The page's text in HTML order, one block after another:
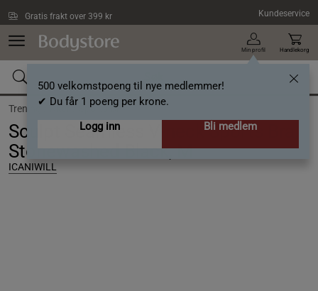
Gratis frakt over 399 kr Kundeservice
Min profil
500 velkomstpoeng til nye medlemmer!
✔ Du får 1 poeng per krone.
Logg inn
Bli medlem
Handlekorg
Trening / Klær / Sports-bh
Sculpt Seamless V-neck Sports Bra,
Stonewashed Black, M
ICANIWILL